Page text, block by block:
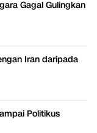
Gagal Gulingkan
Iran daripada
Politikus